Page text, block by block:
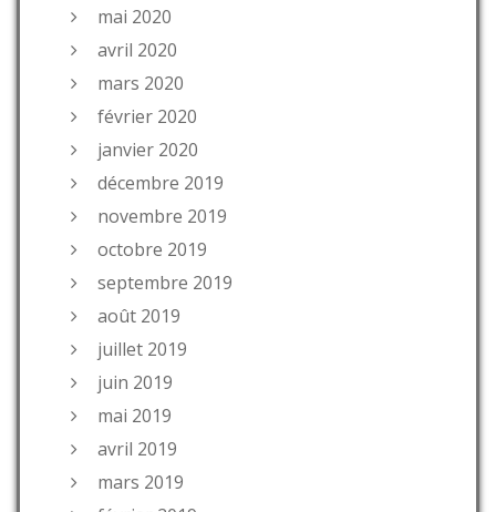
mai 2020
avril 2020
mars 2020
février 2020
janvier 2020
décembre 2019
novembre 2019
octobre 2019
septembre 2019
août 2019
juillet 2019
juin 2019
mai 2019
avril 2019
mars 2019